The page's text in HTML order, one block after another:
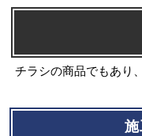
チラシの商品でもあり